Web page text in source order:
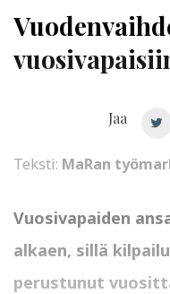
Teksti: MaRan
Vuosivapaiden
alkaen, sillä
perustunut
Jaa